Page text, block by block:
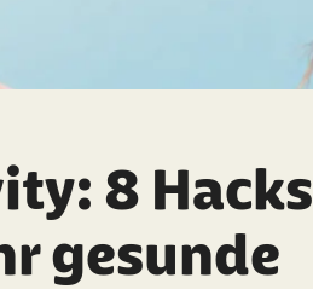
8 Hacks
gesunde